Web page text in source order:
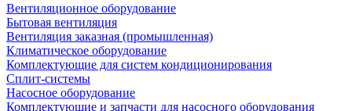
Вентиляционное оборудование
Бытовая вентиляция
Вентиляция заказная (промышленная)
Климатическое оборудование
Комплектующие для систем кондиционирования
Сплит-системы
Насосное оборудование
Комплектующие и запчасти для насосного оборудования